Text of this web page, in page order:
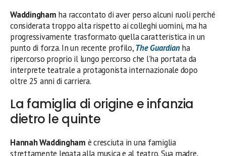
Waddingham ha raccontato di aver perso alcuni ruoli perché
considerata troppo alta rispetto ai colleghi uomini, ma ha
progressivamente trasformato quella caratteristica in un
punto di forza. In un recente profilo,The Guardianha
ripercorso proprio il lungo percorso che l’ha portata da
interprete teatrale a protagonista internazionale dopo
oltre 25 anni di carriera.
La famiglia di origine e infanzia
dietro le quinte
Hannah Waddingham è cresciuta in una famiglia
strettamente legata alla musica e al teatro. Sua madre,